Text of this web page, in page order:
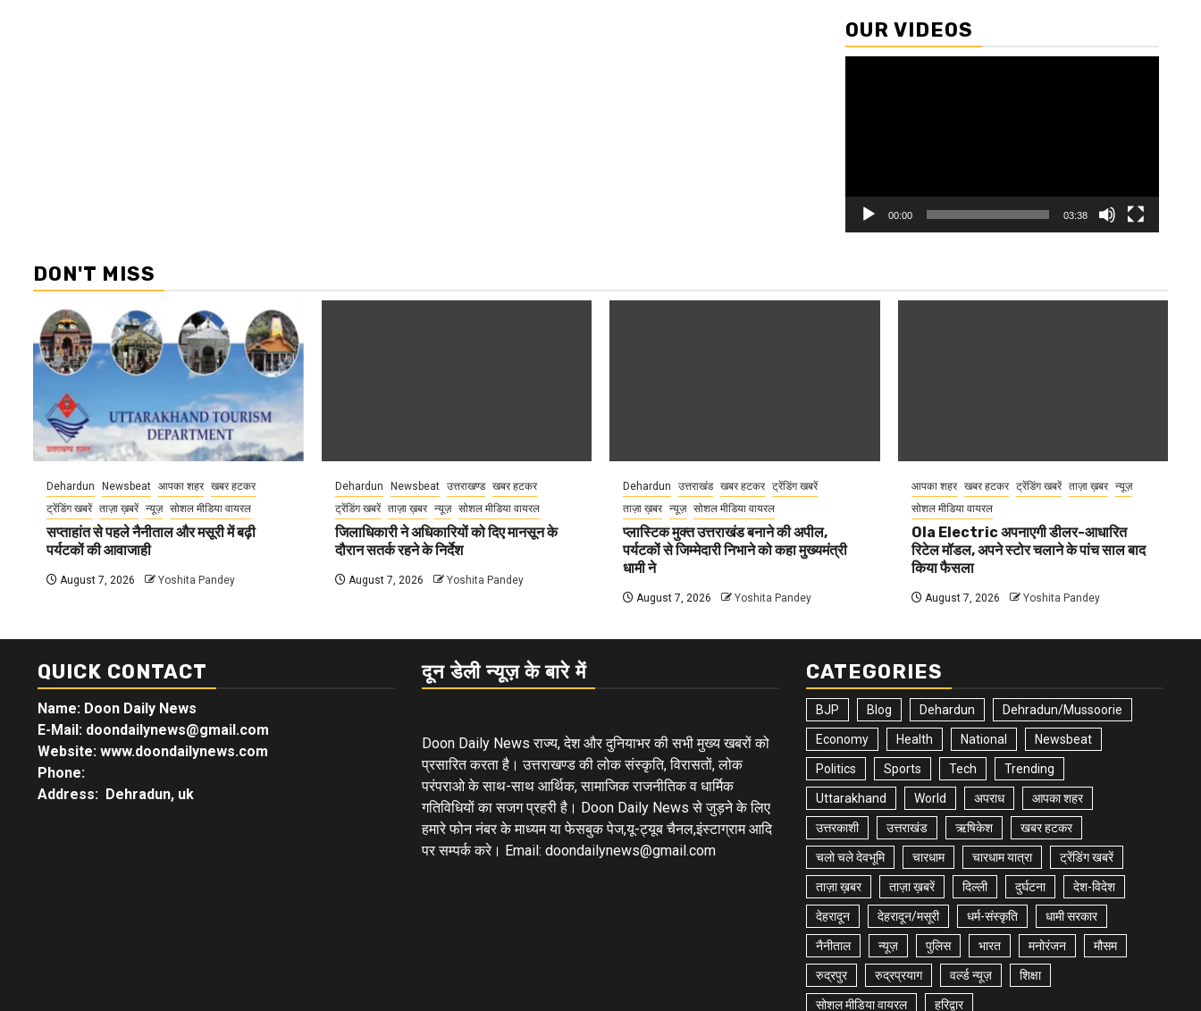
OUR VIDEOS
00:00 03:38
DON'T MISS
Dehardun Newsbeat आपका शहर खबर हटकर
ट्रेंडिंग खबरें ताज़ा ख़बरें न्यूज़ सोशल मीडिया वायरल
सप्ताहांत से पहले नैनीताल और मसूरी में बढ़ी
पर्यटकों की आवाजाही
August 7, 2026 Yoshita Pandey
Dehardun Newsbeat उत्तराखण्ड
खबर हटकर
ट्रेंडिंग खबरें
ताज़ा ख़बर न्यूज़ सोशल मीडिया वायरल
जिलाधिकारी ने अधिकारियों को दिए मानसून के
दौरान सतर्क रहने के निर्देश
August 7, 2026 Yoshita Pandey
Dehardun उत्तराखंड खबर हटकर ट्रेंडिंग खबरें
ताज़ा ख़बर न्यूज़ सोशल मीडिया वायरल
प्लास्टिक मुक्त उत्तराखंड बनाने की अपील,
पर्यटकों से जिम्मेदारी निभाने को कहा मुख्यमंत्री
धामी ने
August 7, 2026 Yoshita Pandey
आपका शहर खबर हटकर ट्रेंडिंग खबरें ताज़ा ख़बर
न्यूज़
सोशल मीडिया वायरल
Ola Electric अपनाएगी डीलर-आधारित
रिटेल मॉडल, अपने स्टोर चलाने के पांच साल बाद
किया फैसला
August 7, 2026 Yoshita Pandey
QUICK CONTACT
Name: Doon Daily News
E-Mail: doondailynews@gmail.com
Website: www.doondailynews.com
Phone:
Address: Dehradun, uk
दून डेली न्यूज़ के बारे में
Doon Daily News राज्य, देश और दुनियाभर की सभी मुख्य खबरों को
प्रसारित करता है। उत्तराखण्ड की लोक संस्कृति, विरासतों, लोक
परंपराओ के साथ-साथ आर्थिक, सामाजिक राजनीतिक व धार्मिक
गतिविधियों का सजग प्रहरी है। Doon Daily News से जुड़ने के लिए
हमारे फोन नंबर के माध्यम या फेसबुक पेज,यू-ट्यूब चैनल,इंस्टाग्राम आदि
पर सम्पर्क करे। Email: doondailynews@gmail.com
CATEGORIES
BJP Blog Dehardun Dehradun/Mussoorie
Economy Health National Newsbeat
Politics Sports Tech Trending
Uttarakhand World अपराध आपका शहर
उत्तरकाशी उत्तराखंड ऋषिकेश खबर हटकर
चलो चले देवभूमि चारधाम चारधाम यात्रा ट्रेंडिंग खबरें
ताज़ा ख़बर ताज़ा ख़बरें दिल्ली दुर्घटना देश-विदेश
देहरादून देहरादून/मसूरी धर्म-संस्कृति धामी सरकार
नैनीताल न्यूज़ पुलिस भारत मनोरंजन मौसम
रुद्रपुर रुद्रप्रयाग वर्ल्ड न्यूज़ शिक्षा
सोशल मीडिया वायरल हरिद्वार